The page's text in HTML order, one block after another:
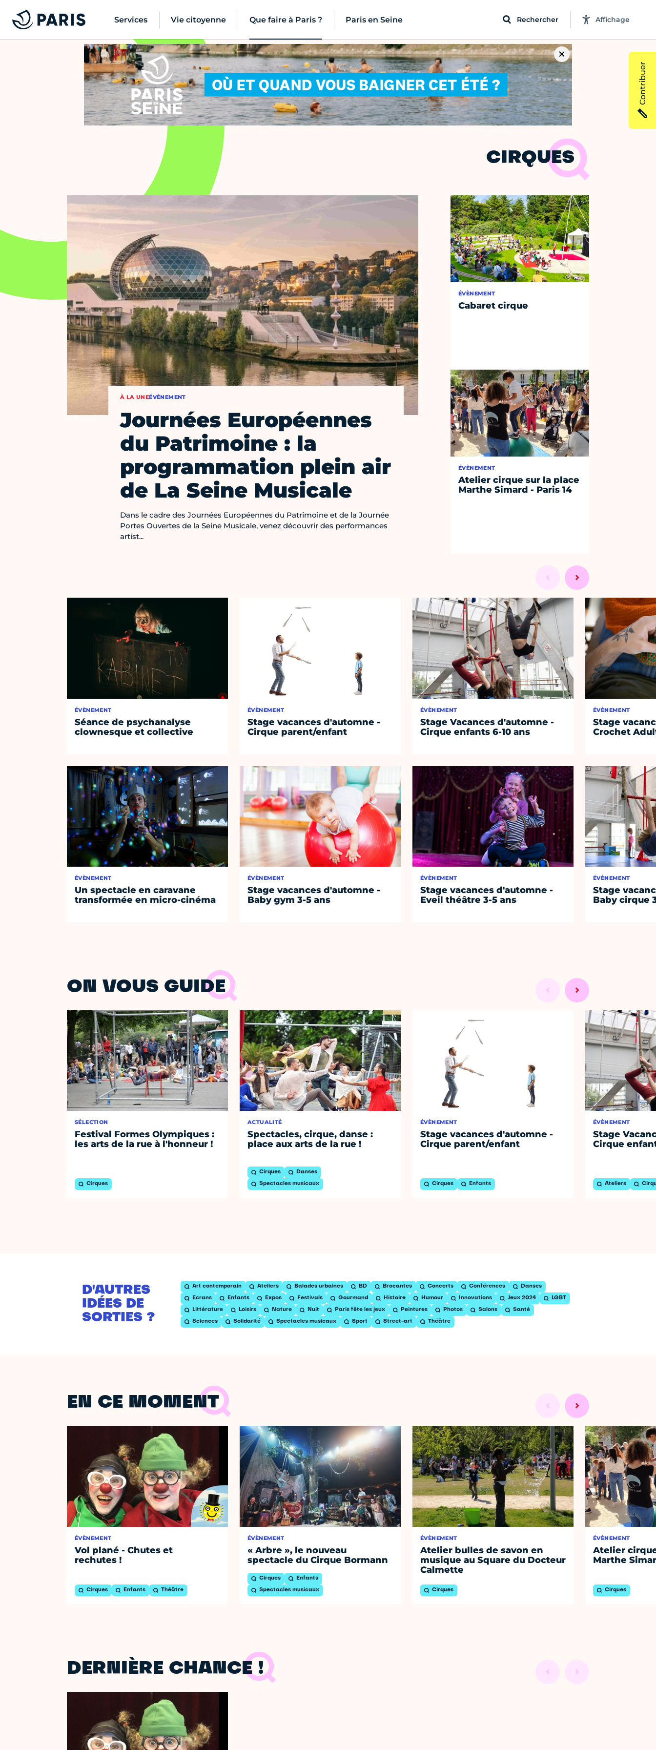
Services Vie citoyenne Que faire à Paris ? Paris en Seine Rechercher Affichage
CIRQUES
À LA UNEÉVÈNEMENT
Journées Européennes
du Patrimoine : la
programmation plein air
de La Seine Musicale
Dans le cadre des Journées Européennes du Patrimoine et de la Journée
Portes Ouvertes de la Seine Musicale, venez découvrir des performances
artist...
ÉVÈNEMENT
Cabaret cirque
ÉVÈNEMENT
Atelier cirque sur la place
Marthe Simard - Paris 14
ÉVÈNEMENT
Séance de psychanalyse
clownesque et collective
ÉVÈNEMENT
Un spectacle en caravane
transformée en micro-cinéma
ÉVÈNEMENT
Stage vacances d'automne -
Cirque parent/enfant
ÉVÈNEMENT
Stage vacances d'automne -
Baby gym 3-5 ans
ÉVÈNEMENT
Stage Vacances d'automne -
Cirque enfants 6-10 ans
ÉVÈNEMENT
Stage vacances d'automne -
Eveil théâtre 3-5 ans
ÉVÈNEMENT
Stage
Crochet
ÉVÈNEMENT
Stage
Baby cirque
ON VOUS GUIDE
SÉLECTION
Festival Formes Olympiques :
les arts de la rue à l'honneur !
Cirques
ACTUALITÉ
Spectacles, cirque, danse :
place aux arts de la rue !
Cirques Danses
Spectacles musicaux
ÉVÈNEMENT
Stage vacances d'automne -
Cirque parent/enfant
Cirques Enfants
ÉVÈNEMENT
Stage
Cirque
Ateliers
D'AUTRES
IDÉES DE
SORTIES ?
Art contemporain Ateliers Balades urbaines BD Brocantes Concerts Conférences Danses
Ecrans Enfants Expos Festivals Gourmand Histoire Humour Innovations Jeux 2024 LGBT
Littérature Loisirs Nature Nuit Paris fête les jeux Peintures Photos Salons Santé
Sciences Solidarité Spectacles musicaux Sport Street-art Théâtre
EN CE MOMENT
ÉVÈNEMENT
Vol plané - Chutes et
rechutes !
Cirques Enfants Théâtre
ÉVÈNEMENT
« Arbre », le nouveau
spectacle du Cirque Bormann
Cirques Enfants
Spectacles musicaux
ÉVÈNEMENT
Atelier bulles de savon en
musique au Square du Docteur
Calmette
Cirques
ÉVÈNEMENT
Atelier
Marthe
Cirques
DERNIÈRE CHANCE !
Contribuer